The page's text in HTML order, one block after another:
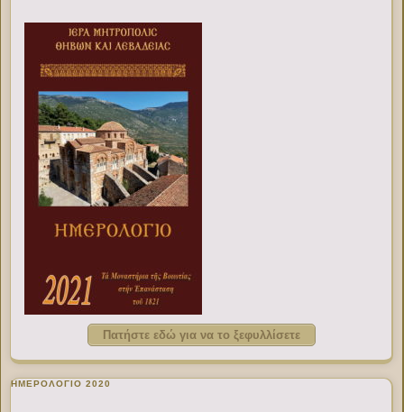
Πατήστε εδώ για να το ξεφυλλίσετε
ΗΜΕΡΟΛΟΓΙΟ 2020